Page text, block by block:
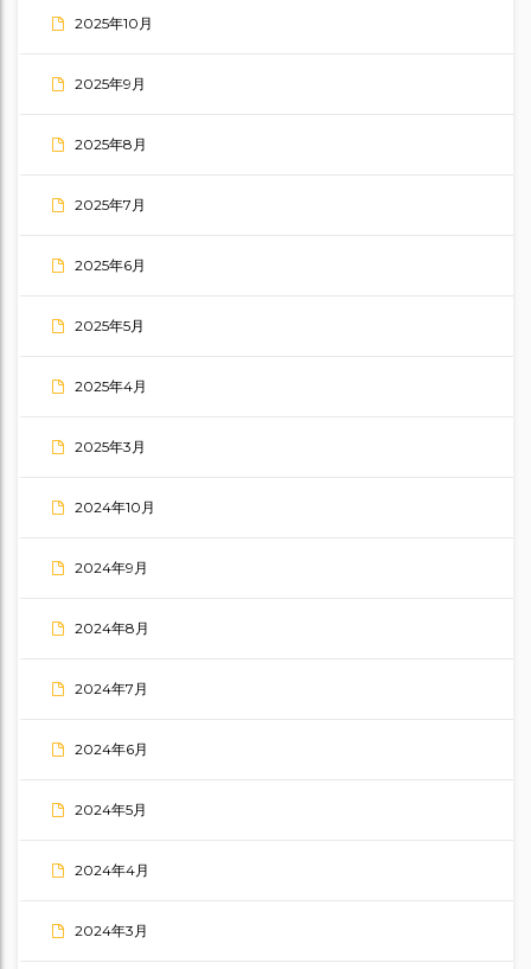
2025年10月
2025年9月
2025年8月
2025年7月
2025年6月
2025年5月
2025年4月
2025年3月
2024年10月
2024年9月
2024年8月
2024年7月
2024年6月
2024年5月
2024年4月
2024年3月